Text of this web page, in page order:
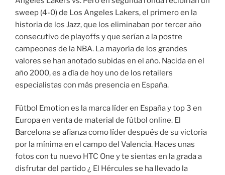
sweep (4-0) de Los Angeles Lakers, el primero en la
historia de los Jazz, que los eliminaban por tercer año
consecutivo de playoffs y que serían a la postre
campeones de la NBA. La mayoría de los grandes
valores se han anotado subidas en el año. Nacida en el
año 2000, es a día de hoy uno de los retailers
especialistas con más presencia en España.
Fútbol Emotion es la marca líder en España y top 3 en
Europa en venta de material de fútbol online. El
Barcelona se afianza como líder después de su victoria
por la mínima en el campo del Valencia. Haces unas
fotos con tu nuevo HTC One y te sientas en la grada a
disfrutar del partido ¿ El Hércules se ha llevado la